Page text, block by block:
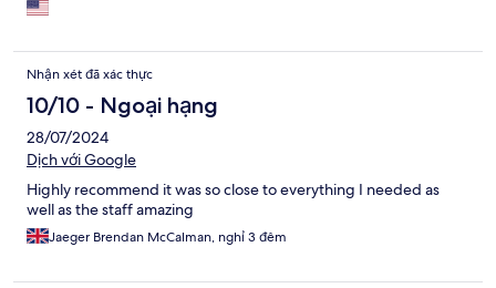
Nhận xét đã xác thực
10/10 - Ngoại hạng
28/07/2024
Dịch với Google
Highly recommend it was so close to everything I needed as
well as the staff amazing
Jaeger Brendan McCalman, nghỉ 3 đêm